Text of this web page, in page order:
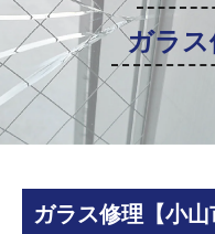
ガラス
ガラス修理【小